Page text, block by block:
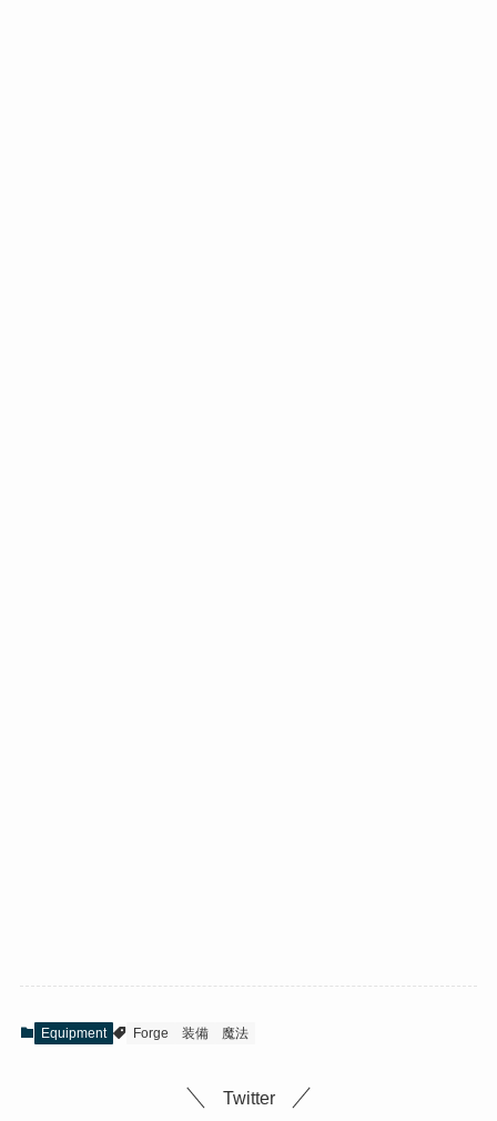
Equipment Forge 装備 魔法
Twitter